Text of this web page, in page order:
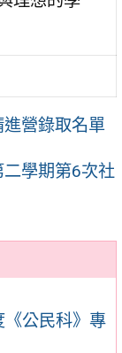
公民科》專
營錄取名單
學期第6次社